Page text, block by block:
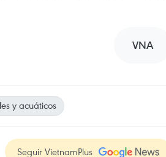
VNA
y acuáticos
Seguir VietnamPlus